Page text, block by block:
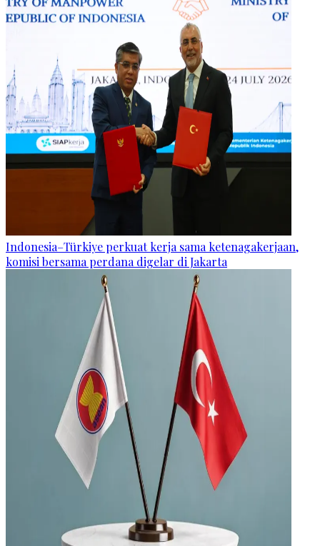
Indonesia–Türkiye perkuat kerja sama ketenagakerjaan,
komisi bersama perdana digelar di Jakarta